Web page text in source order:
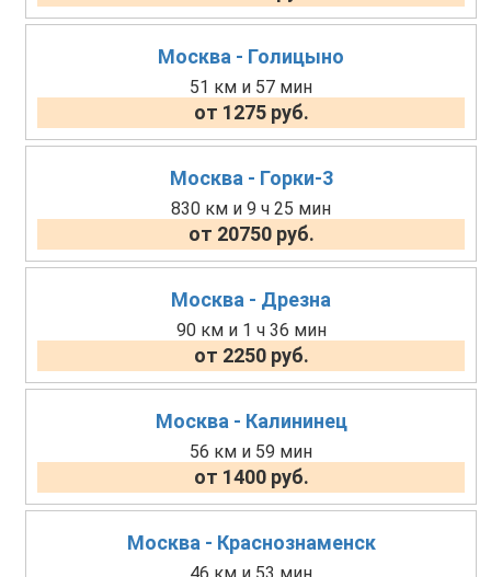
Москва - Голицыно
51 км и 57 мин
от 1275 руб.
Москва - Горки-3
830 км и 9 ч 25 мин
от 20750 руб.
Москва - Дрезна
90 км и 1 ч 36 мин
от 2250 руб.
Москва - Калининец
56 км и 59 мин
от 1400 руб.
Москва - Краснознаменск